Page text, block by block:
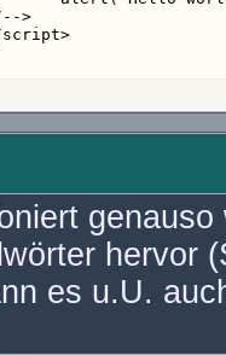
>
hervor
es u.U.